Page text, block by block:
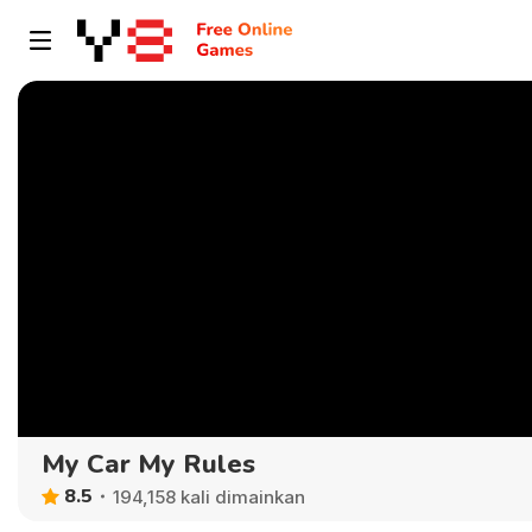
My Car My Rules
8.5 194,158 kali dimainkan